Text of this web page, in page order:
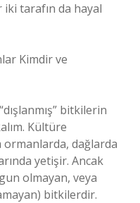
iki tarafın da hayal
Kimdir ve
bitkilerin
Kültüre
ormanlarda, dağlarda
yetişir. Ancak
olmayan, veya
bitkilerdir.